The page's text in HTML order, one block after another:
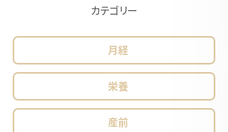
カテゴリー
月経
栄養
産前